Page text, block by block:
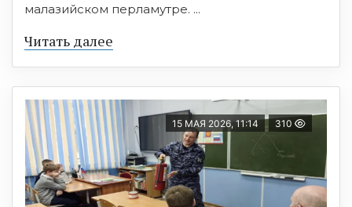
малазийском перламутре. ...
Читать далее
15 МАЯ 2026, 11:14 310